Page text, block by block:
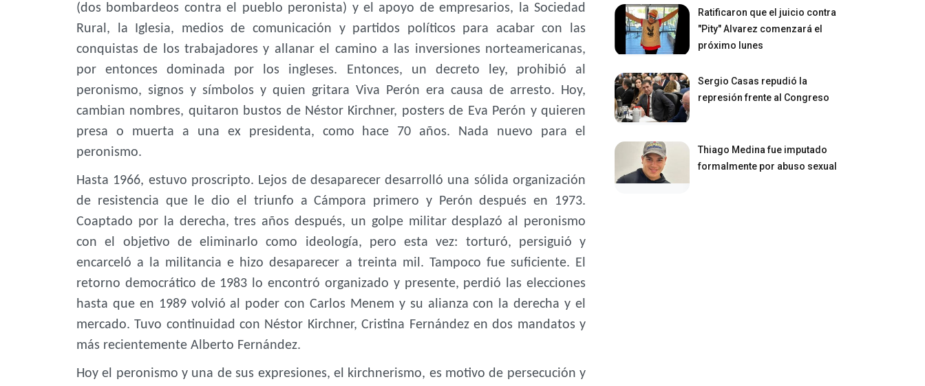
(dos bombardeos contra el pueblo peronista) y el apoyo de empresarios, la Sociedad
Rural, la Iglesia, medios de comunicación y partidos políticos para acabar con las
conquistas de los trabajadores y allanar el camino a las inversiones norteamericanas,
por entonces dominada por los ingleses. Entonces, un decreto ley, prohibió al
peronismo, signos y símbolos y quien gritara Viva Perón era causa de arresto. Hoy,
cambian nombres, quitaron bustos de Néstor Kirchner, posters de Eva Perón y quieren
presa o muerta a una ex presidenta, como hace 70 años. Nada nuevo para el
peronismo.
Hasta 1966, estuvo proscripto. Lejos de desaparecer desarrolló una sólida organización
de resistencia que le dio el triunfo a Cámpora primero y Perón después en 1973.
Coaptado por la derecha, tres años después, un golpe militar desplazó al peronismo
con el objetivo de eliminarlo como ideología, pero esta vez: torturó, persiguió y
encarceló a la militancia e hizo desaparecer a treinta mil. Tampoco fue suficiente. El
retorno democrático de 1983 lo encontró organizado y presente, perdió las elecciones
hasta que en 1989 volvió al poder con Carlos Menem y su alianza con la derecha y el
mercado. Tuvo continuidad con Néstor Kirchner, Cristina Fernández en dos mandatos y
más recientemente Alberto Fernández.
Hoy el peronismo y una de sus expresiones, el kirchnerismo, es motivo de persecución y
Ratificaron que el juicio contra
"Pity" Alvarez comenzará el
próximo lunes
Sergio Casas repudió la
represión frente al Congreso
Thiago Medina fue imputado
formalmente por abuso sexual